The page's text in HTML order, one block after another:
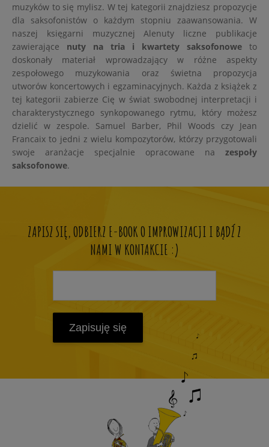
muzyków to się mylisz. W tej kategorii znajdziesz propozycje
dla saksofonistów o każdym stopniu zaawansowania. W
naszej księgarni muzycznej Alenuty liczne publikacje
zawierające nuty na tria i kwartety saksofonowe to
doskonały materiał wprowadzający w różne aspekty
zespołowego muzykowania oraz świetna propozycja
utworów koncertowych i egzaminacyjnych. Każda z książek z
tej kategorii zabierze Cię w świat swobodnej interpretacji i
charakterystycznego synkopowanego rytmu, który możesz
dzielić w zespole. Samuel Barber, Phil Woods czy Jean
Francaix to jedni z wielu kompozytorów, którzy przygotowali
swoje aranżacje specjalnie opracowane na zespoły
saksofonowe.
ZAPISZ SIĘ, ODBIERZ E-BOOK O IMPROWIZACJI I BĄDŹ Z
NAMI W KONTAKCIE :)
Zapisuję się